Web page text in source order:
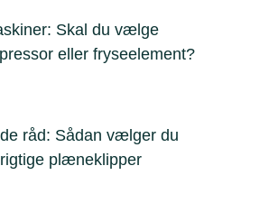
Skal du vælge
eller fryseelement?
råd: Sådan vælger du
plæneklipper